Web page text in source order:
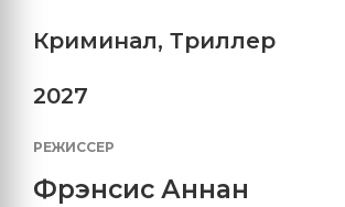
Криминал, Триллер
2027
РЕЖИССЕР
Фрэнсис Аннан